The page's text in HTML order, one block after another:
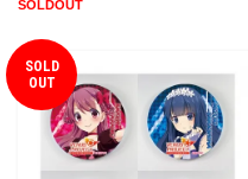
SOLDOUT
SOLD
OUT